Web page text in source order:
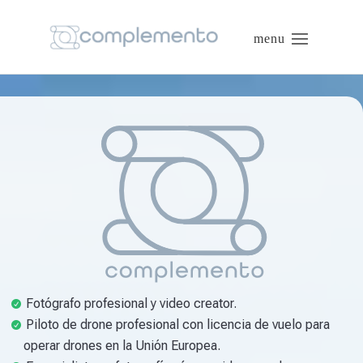
Fotógrafo profesional y video creator.
Piloto de drone profesional con licencia de vuelo para
operar drones en la Unión Europea.